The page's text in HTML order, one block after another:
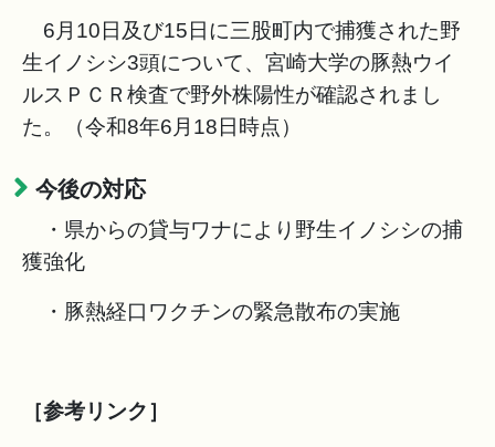
6月10日及び15日に三股町内で捕獲された野
生イノシシ3頭について、宮崎大学の豚熱ウイ
ルスＰＣＲ検査で野外株陽性が確認されまし
た。（令和8年6月18日時点）
今後の対応
・県からの貸与ワナにより野生イノシシの捕
獲強化
・豚熱経口ワクチンの緊急散布の実施
［参考リンク］